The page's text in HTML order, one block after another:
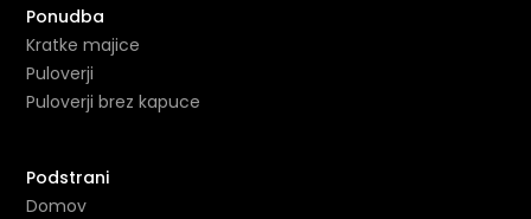
Ponudba
Kratke majice
Puloverji
Puloverji brez kapuce
Podstrani
Domov